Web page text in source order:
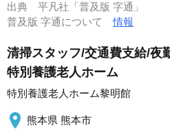
出典 平凡社「普及版 字通」
普及版 字通について情報
清掃スタッフ/交通費支給/夜
特別養護老人ホーム
特別養護老人ホーム黎明館
熊本県 熊本市